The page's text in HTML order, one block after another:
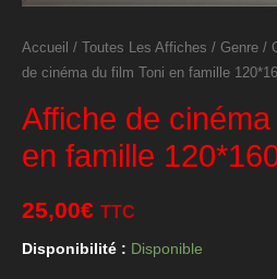
Accueil / Toutes Les Affiches / Genre /
de cinéma du film Toni en famille
Affiche de
en famille
25,00€ TTC
Disponibilité : Disponible